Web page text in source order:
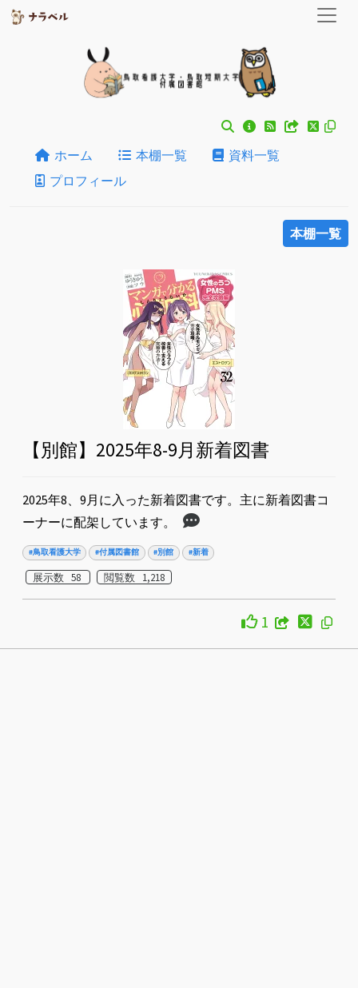
ホーム 本棚一覧
資料一覧
プロフィール
本棚一覧
【別館】2025年8-9月新着図書
2025年8、9月に入った新着図書です。主に新着図書コ
ーナーに配架しています。
#鳥取看護大学 #付属図書館 #別館 #新着
展示数 58 閲覧数 1,218
1